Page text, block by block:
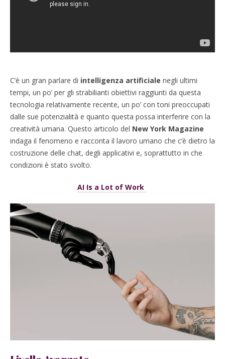
C’è un gran parlare di intelligenza artificiale negli ultimi
tempi, un po’ per gli strabilianti obiettivi raggiunti da questa
tecnologia relativamente recente, un po’ con toni preoccupati
dalle sue potenzialità e quanto questa possa interferire con la
creatività umana. Questo articolo del New York Magazine
indaga il fenomeno e racconta il lavoro umano che c’è dietro la
costruzione delle chat, degli applicativi e, soprattutto in che
condizioni è stato svolto.
AI Is a Lot of Work